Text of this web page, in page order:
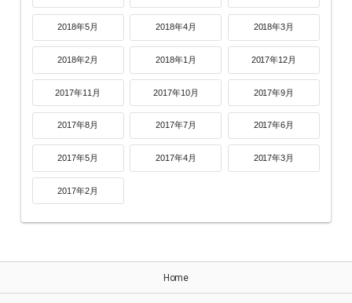
2018年5月 2018年4月 2018年3月
2018年2月 2018年1月 2017年12月
2017年11月 2017年10月 2017年9月
2017年8月 2017年7月 2017年6月
2017年5月 2017年4月 2017年3月
2017年2月
Home